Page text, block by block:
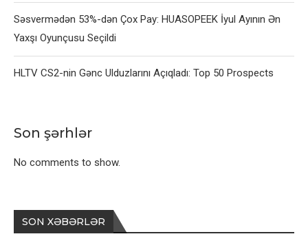
Səsvermədən 53%-dən Çox Pay: HUASOPEEK İyul Ayının Ən
Yaxşı Oyunçusu Seçildi
HLTV CS2-nin Gənc Ulduzlarını Açıqladı: Top 50 Prospects
Son şərhlər
No comments to show.
SON XƏBƏRLƏR